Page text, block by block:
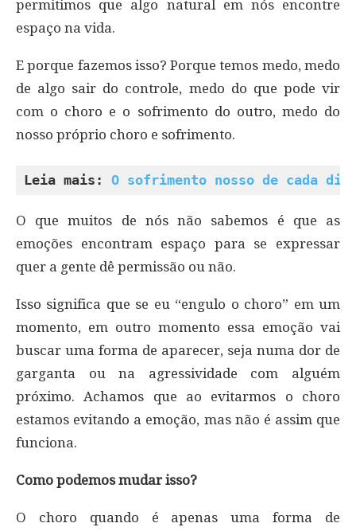
permitimos que algo natural em nós encontre
espaço na vida.
E porque fazemos isso? Porque temos medo, medo
de algo sair do controle, medo do que pode vir
com o choro e o sofrimento do outro, medo do
nosso próprio choro e sofrimento.
Leia mais: O sofrimento nosso de cada dia
O que muitos de nós não sabemos é que as
emoções encontram espaço para se expressar
quer a gente dê permissão ou não.
Isso significa que se eu “engulo o choro” em um
momento, em outro momento essa emoção vai
buscar uma forma de aparecer, seja numa dor de
garganta ou na agressividade com alguém
próximo. Achamos que ao evitarmos o choro
estamos evitando a emoção, mas não é assim que
funciona.
Como podemos mudar isso?
O choro quando é apenas uma forma de